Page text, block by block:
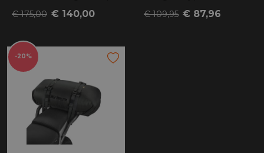
€ 175,00 € 140,00 € 109,95 € 87,96
-20%